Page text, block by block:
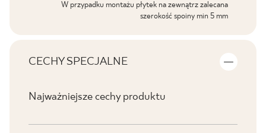
W przypadku montażu płytek na zewnątrz zalecana
szerokość spoiny min 5 mm
CECHY SPECJALNE
Najważniejsze cechy produktu